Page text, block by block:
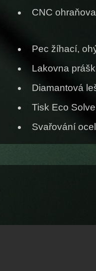
CNC
Pec žíhací,
Lakovna
Diamantová
Tisk Eco
Svařování